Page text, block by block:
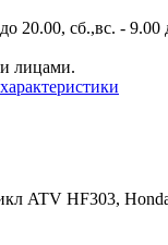
20.00, сб.,вс. - 9.00
лицами.
ATV HF303,